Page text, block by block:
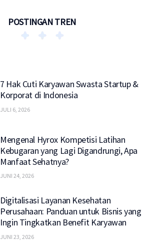
POSTINGAN TREN
7 Hak Cuti Karyawan Swasta Startup &
Korporat di Indonesia
JULI 6, 2026
Mengenal Hyrox Kompetisi Latihan
Kebugaran yang Lagi Digandrungi, Apa
Manfaat Sehatnya?
JUNI 24, 2026
Digitalisasi Layanan Kesehatan
Perusahaan: Panduan untuk Bisnis yang
Ingin Tingkatkan Benefit Karyawan
JUNI 23, 2026